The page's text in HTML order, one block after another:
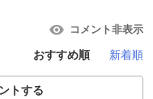
コメント非表示
おすすめ順 新着順
トする